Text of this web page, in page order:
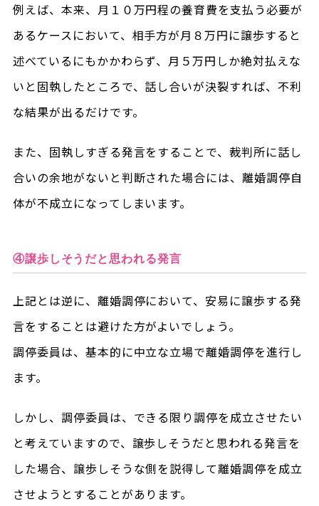
例えば、本来、月１０万円程の養育費を支払う必要が
あるケースにおいて、相手方が月８万円に譲歩すると
述べているにもかかわらず、月５万円しか絶対払えな
いと固執したところで、話し合いが決裂すれば、不利
な結果が出るだけです。
また、固執しすぎる発言をすることで、裁判所に話し
合いの余地がないと判断された場合には、離婚調停自
体が不成立になってしまいます。
④譲歩しそうだと思われる発言
上記とは逆に、離婚調停において、安易に譲歩する発
言をすることは避けた方がよいでしょう。
調停委員は、基本的に中立な立場で離婚調停を進行し
ます。
しかし、調停委員は、できる限り調停を成立させたい
と考えていますので、譲歩しそうだと思われる発言を
した場合、譲歩しそうな側を説得して離婚調停を成立
させようとすることがあります。